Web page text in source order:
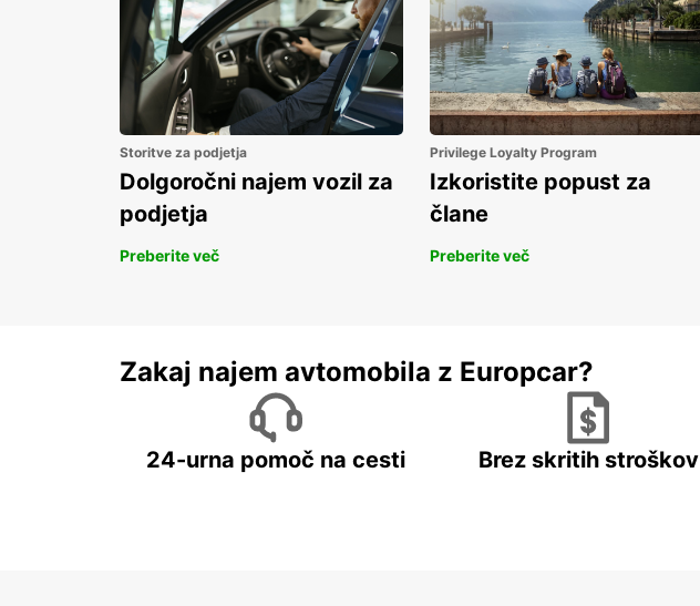
Storitve za podjetja
Dolgoročni najem vozil za
podjetja
Preberite več
Privilege Loyalty Program
Izkoristite popust za
člane
Preberite več
Zakaj najem avtomobila z Europcar?
24-urna pomoč na cesti Brez skritih stroškov